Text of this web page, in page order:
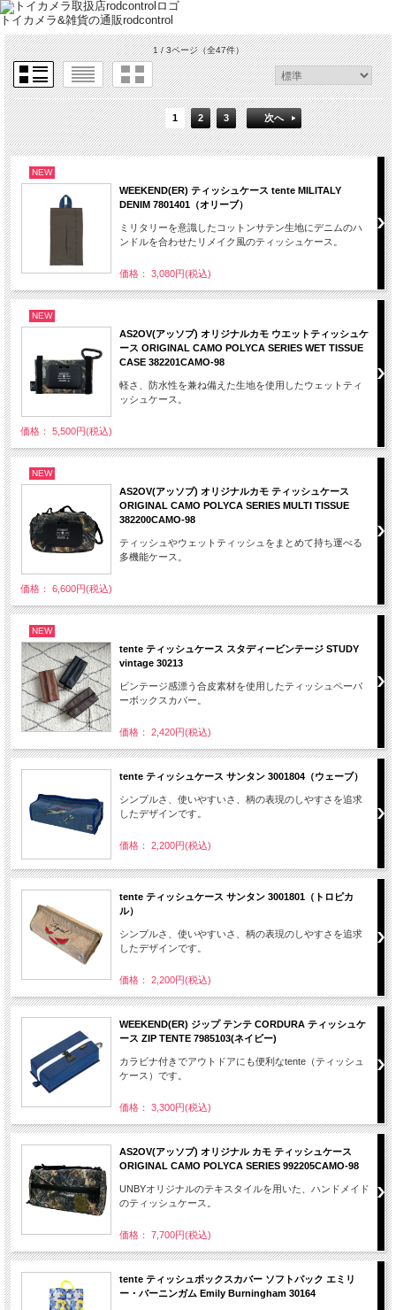
トイカメラ&雑貨の通販rodcontrol
1 / 3ページ（全47件）
1 2 3 次へ
NEW
WEEKEND(ER) ティッシュケース tente MILITALY
DENIM 7801401（オリーブ）
ミリタリーを意識したコットンサテン生地にデニムのハ
ンドルを合わせたリメイク風のティッシュケース。
価格： 3,080円(税込)
NEW
AS2OV(アッソブ) オリジナルカモ ウエットティッシュケ
ース ORIGINAL CAMO POLYCA SERIES WET TISSUE
CASE 382201CAMO-98
軽さ、防水性を兼ね備えた生地を使用したウェットティ
ッシュケース。
価格： 5,500円(税込)
NEW
AS2OV(アッソブ) オリジナルカモ ティッシュケース
ORIGINAL CAMO POLYCA SERIES MULTI TISSUE
382200CAMO-98
ティッシュやウェットティッシュをまとめて持ち運べる
多機能ケース。
価格： 6,600円(税込)
NEW
tente ティッシュケース スタディービンテージ STUDY
vintage 30213
ビンテージ感漂う合皮素材を使用したティッシュペーパ
ーボックスカバー。
価格： 2,420円(税込)
tente ティッシュケース サンタン 3001804（ウェーブ）
シンプルさ、使いやすいさ、柄の表現のしやすさを追求
したデザインです。
価格： 2,200円(税込)
tente ティッシュケース サンタン 3001801（トロピカ
ル）
シンプルさ、使いやすいさ、柄の表現のしやすさを追求
したデザインです。
価格： 2,200円(税込)
WEEKEND(ER) ジップ テンテ CORDURA ティッシュケ
ース ZIP TENTE 7985103(ネイビー)
カラビナ付きでアウトドアにも便利なtente（ティッシュ
ケース）です。
価格： 3,300円(税込)
AS2OV(アッソブ) オリジナル カモ ティッシュケース
ORIGINAL CAMO POLYCA SERIES 992205CAMO-98
UNBYオリジナルのテキスタイルを用いた、ハンドメイド
のティッシュケース。
価格： 7,700円(税込)
tente ティッシュボックスカバー ソフトパック エミリ
ー・バーニンガム Emily Burningham 30164